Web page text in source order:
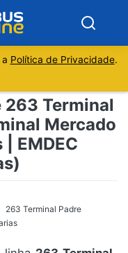
Política de Privacidade.
263 Terminal
Mercado
| EMDEC
263 Terminal Padre